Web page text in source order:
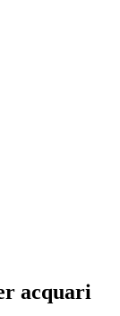
acquari